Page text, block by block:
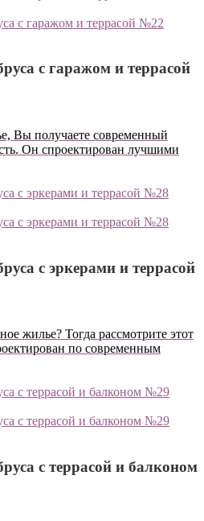
с гаражом и террасой
Вы получаете современный
Он спроектирован лучшими
с эркерами и террасой
жилье? Тогда рассмотрите этот
по современным
с террасой и балконом